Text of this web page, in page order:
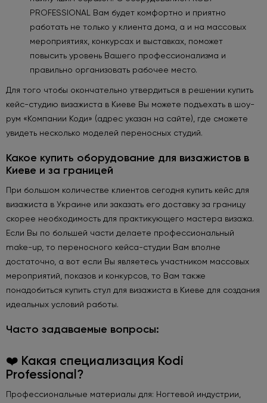
PROFESSIONAL Вам будет комфортно и приятно
работать не только у клиента дома, а и на массовых
мероприятиях, конкурсах и выставках, поможет
повысить уровень Вашего профессионализма и
правильно организовать рабочее место.
Для того чтобы окончательно утвердиться в решении купить
кейс-студию визажиста в Киеве Вы можете подъехать в шоу-
рум «Компании Коди» (адрес указан на сайте), где сможете
увидеть несколько моделей переносных студий.
Какое купить оборудование для визажистов в
Киеве и за границей
При большом количестве клиентов сегодня купить кейс для
визажиста в Украине или заказать его доставку за границу
скорее необходимость для практикующего мастера визажа.
Если Вы по большей части делаете профессиональный
make-up, то переносного кейса-студии Вам вполне
достаточно, а вот если Вы являетесь участником массовых
мероприятий, показов и конкурсов, то Вам также
понадобиться купить стул для визажиста в Киеве для создания
идеальных условий работы.
Часто задаваемые вопросы:
❤️ Какая специализация Kodi
Professional?
Профессиональные материалы для: Ногтевой индустрии,